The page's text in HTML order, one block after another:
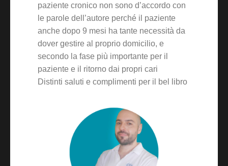
paziente cronico non sono d’accordo con
le parole dell’autore perché il paziente
anche dopo 9 mesi ha tante necessità da
dover gestire al proprio domicilio, e
secondo la fase più importante per il
paziente e il ritorno dai propri cari
Distinti saluti e complimenti per il bel libro